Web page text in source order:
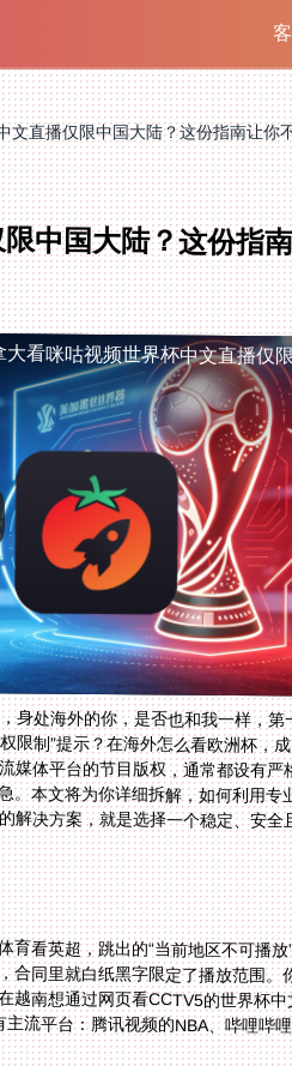
文直播仅限中国大陆？这份指南让你
中国大陆？这份指
大看咪咕视频世界杯中文直播仅
身处海外的你，是否也和我一样，第
限制”提示？在海外怎么看欧洲杯，
媒体平台的节目版权，通常都设有严
。本文将为你详细拆解，如何利用专
解决方案，就是选择一个稳定、安全
看英超，跳出的“当前地区不可播
合同里就白纸黑字限定了播放范围
越南想通过网页看CCTV5的世界
流平台：腾讯视频的NBA、哔哩哔